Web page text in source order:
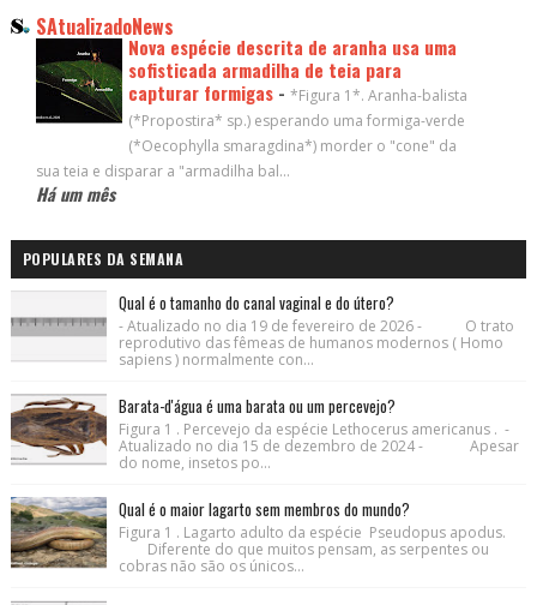
SAtualizadoNews
Nova espécie descrita de aranha usa uma
sofisticada armadilha de teia para
capturar formigas - *Figura 1*. Aranha-balista
(*Propostira* sp.) esperando uma formiga-verde
(*Oecophylla smaragdina*) morder o "cone" da
sua teia e disparar a "armadilha bal...
Há um mês
POPULARES DA SEMANA
Qual é o tamanho do canal vaginal e do útero?
- Atualizado no dia 19 de fevereiro de 2026 - O trato
reprodutivo das fêmeas de humanos modernos ( Homo
sapiens ) normalmente con...
Barata-d'água é uma barata ou um percevejo?
Figura 1 . Percevejo da espécie Lethocerus americanus . -
Atualizado no dia 15 de dezembro de 2024 - Apesar
do nome, insetos po...
Qual é o maior lagarto sem membros do mundo?
Figura 1 . Lagarto adulto da espécie Pseudopus apodus.
Diferente do que muitos pensam, as serpentes ou
cobras não são os únicos...